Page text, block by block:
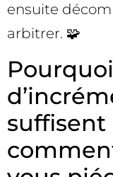
ensuite
arbitrer. 🧩
suffisent